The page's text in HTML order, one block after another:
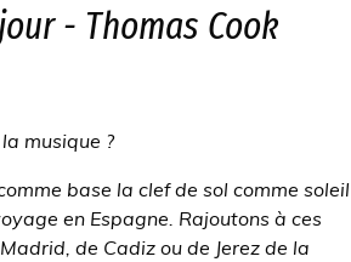
- Thomas Cook
musique ?
base la clef de sol comme soleil
en Espagne. Rajoutons à ces
de Cadiz ou de Jerez de la